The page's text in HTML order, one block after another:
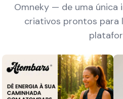
Omneky — de uma única
criativos prontos para